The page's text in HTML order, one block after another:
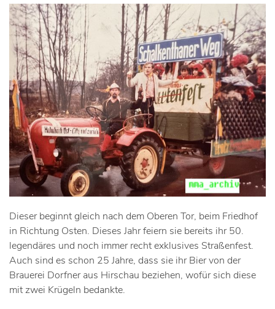
Dieser beginnt gleich nach dem Oberen Tor, beim Friedhof
in Richtung Osten. Dieses Jahr feiern sie bereits ihr 50.
legendäres und noch immer recht exklusives Straßenfest.
Auch sind es schon 25 Jahre, dass sie ihr Bier von der
Brauerei Dorfner aus Hirschau beziehen, wofür sich diese
mit zwei Krügeln bedankte.